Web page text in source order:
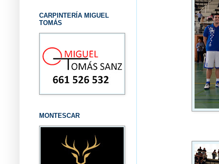
CARPINTERÍA MIGUEL
TOMÁS
MONTESCAR